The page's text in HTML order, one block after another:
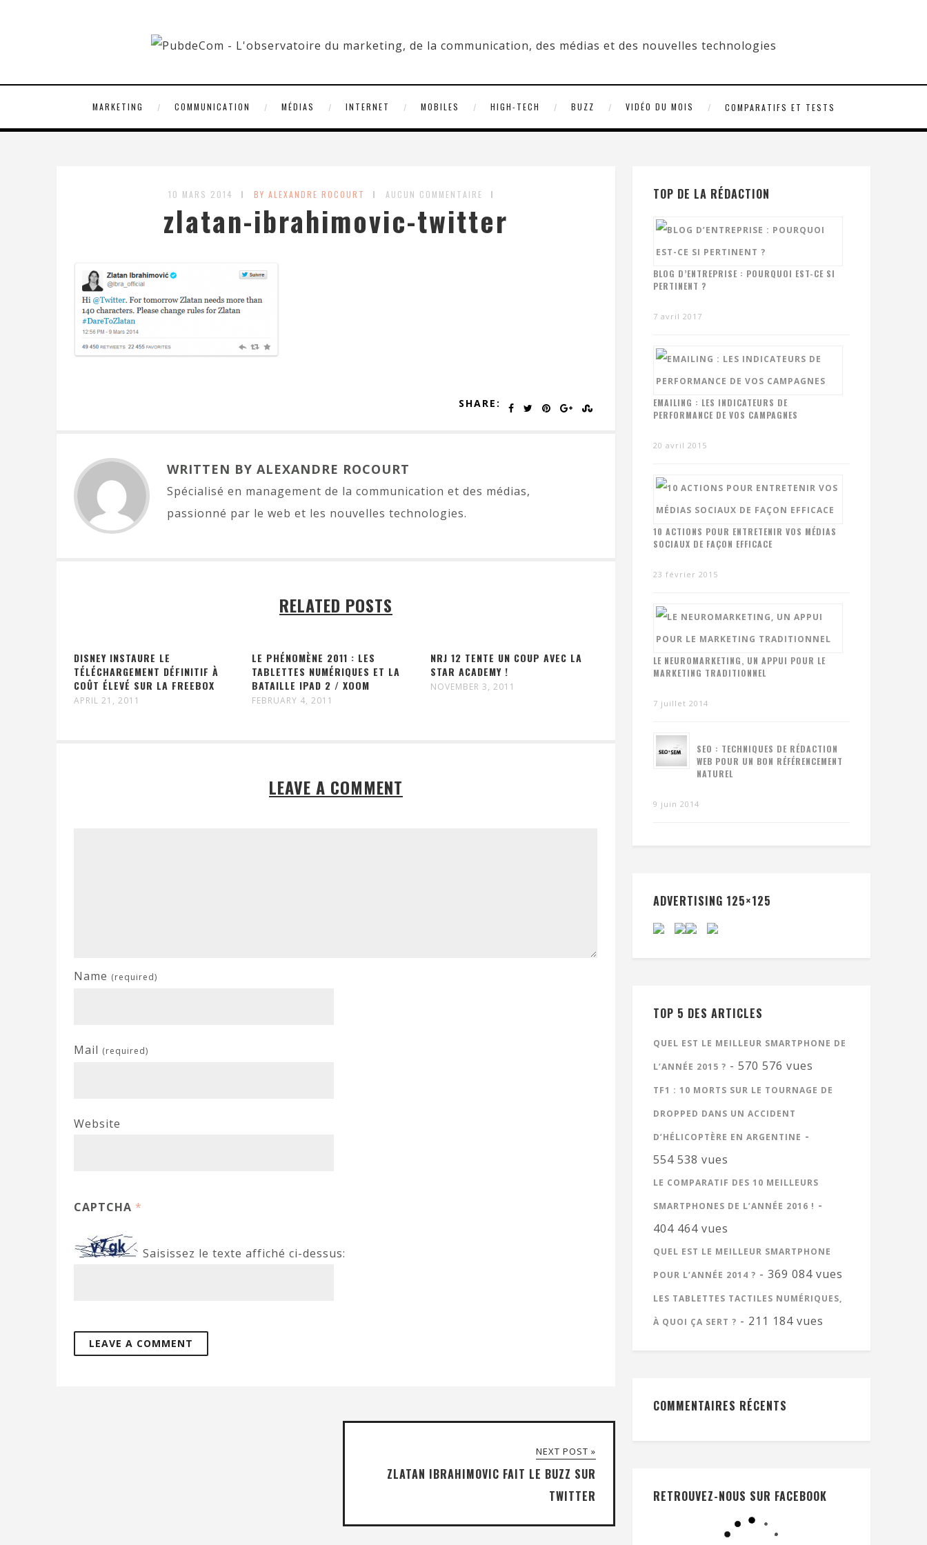
MARKETING COMMUNICATION MÉDIAS INTERNET MOBILES HIGH-TECH BUZZ VIDÉO DU MOIS COMPARATIFS ET TESTS
10 MARS 2014 BY ALEXANDRE ROCOURT AUCUN COMMENTAIRE
zlatan-ibrahimovic-twitter
SHARE:
WRITTEN BY ALEXANDRE ROCOURT
Spécialisé en management de la communication et des médias,
passionné par le web et les nouvelles technologies.
RELATED POSTS
DISNEY INSTAURE LE
TÉLÉCHARGEMENT DÉFINITIF À
COÛT ÉLEVÉ SUR LA FREEBOX
APRIL 21, 2011
LE PHÉNOMÈNE 2011 : LES
TABLETTES NUMÉRIQUES ET LA
BATAILLE IPAD 2 / XOOM
FEBRUARY 4, 2011
NRJ 12 TENTE UN COUP AVEC LA
STAR ACADEMY !
NOVEMBER 3, 2011
LEAVE A COMMENT
Name (required)
Mail (required)
Website
CAPTCHA *
Saisissez le texte affiché ci-dessus:
NEXT POST »
ZLATAN IBRAHIMOVIC FAIT LE BUZZ SUR
TWITTER
TOP DE LA RÉDACTION
BLOG D’ENTREPRISE : POURQUOI EST-CE SI
PERTINENT ?
7 avril 2017
EMAILING : LES INDICATEURS DE
PERFORMANCE DE VOS CAMPAGNES
20 avril 2015
10 ACTIONS POUR ENTRETENIR VOS MÉDIAS
SOCIAUX DE FAÇON EFFICACE
23 février 2015
LE NEUROMARKETING, UN APPUI POUR LE
MARKETING TRADITIONNEL
7 juillet 2014
SEO : TECHNIQUES DE RÉDACTION
WEB POUR UN BON RÉFÉRENCEMENT
NATUREL
9 juin 2014
ADVERTISING 125×125
TOP 5 DES ARTICLES
QUEL EST LE MEILLEUR SMARTPHONE DE
L’ANNÉE 2015 ? - 570 576 vues
TF1 : 10 MORTS SUR LE TOURNAGE DE
DROPPED DANS UN ACCIDENT
D’HÉLICOPTÈRE EN ARGENTINE -
554 538 vues
LE COMPARATIF DES 10 MEILLEURS
SMARTPHONES DE L’ANNÉE 2016 ! -
404 464 vues
QUEL EST LE MEILLEUR SMARTPHONE
POUR L’ANNÉE 2014 ? - 369 084 vues
LES TABLETTES TACTILES NUMÉRIQUES,
À QUOI ÇA SERT ? - 211 184 vues
COMMENTAIRES RÉCENTS
RETROUVEZ-NOUS SUR FACEBOOK